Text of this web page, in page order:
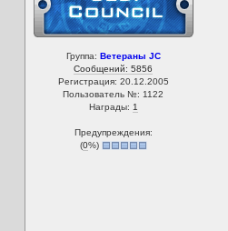
Группа: Ветераны JC
Сообщений: 5856
Регистрация: 20.12.2005
Пользователь №: 1122
Награды: 1
Предупреждения:
(0%)